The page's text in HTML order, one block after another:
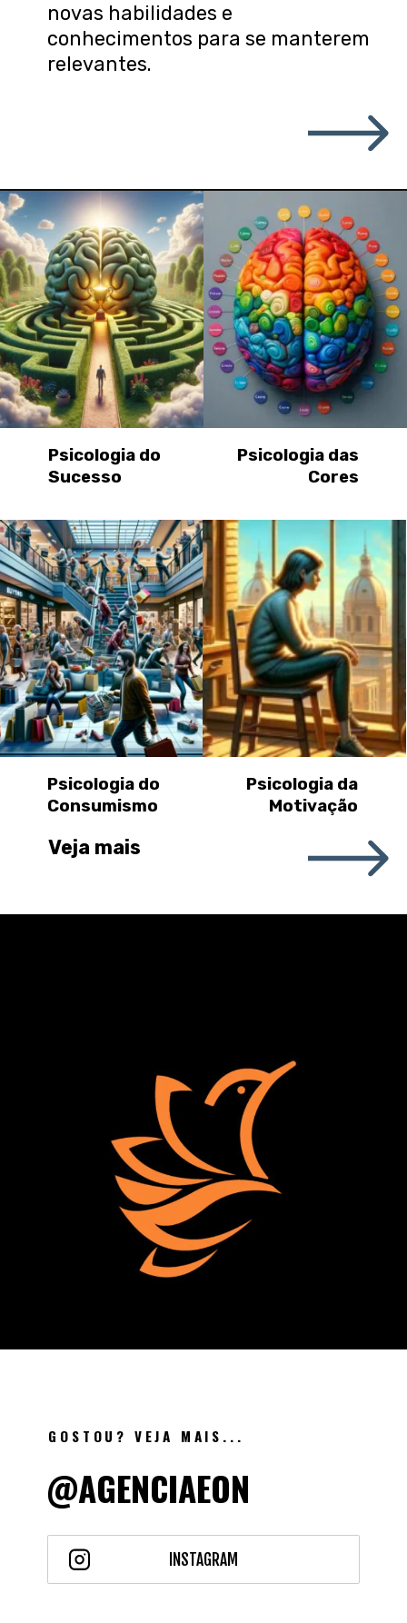
novas habilidades e
conhecimentos para se manterem
relevantes.
Psicologia do
Sucesso
Psicologia das
Cores
Psicologia do
Consumismo
Psicologia da
Motivação
Veja mais
GOSTOU? VEJA MAIS...
INSTAGRAM
@AGENCIAEON